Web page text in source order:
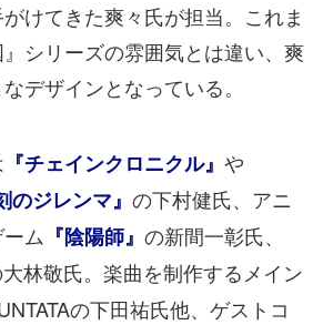
けてきた爽々氏が担当。これま
シリーズの雰囲気とは違い、爽
デザインとなっている。
『チェインクロニクル』 や
のジレンマ』 の下村健氏、アニ
ム 『陰陽師』 の新間一彰氏、
林敬氏。楽曲を制作するメイン
の下田祐氏他、ゲストコ